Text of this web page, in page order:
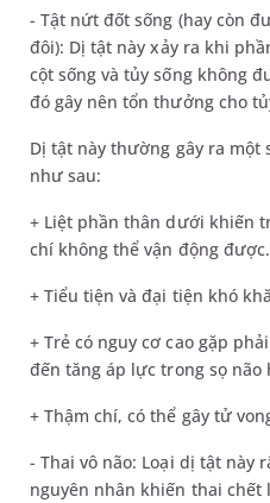
- Tật nứt đốt sống (hay còn
đôi): Dị tật này xảy ra khi
cột sống và tủy sống không
đó gây nên tổn thưởng cho
Dị tật này thường gây ra
như sau:
+ Liệt phần thân dưới khiến
chí không thể vận động được.
+ Tiểu tiện và đại tiện khó
+ Trẻ có nguy cơ cao gặp
đến tăng áp lực trong sọ não
+ Thậm chí, có thể gây tử
- Thai vô não: Loại dị tật này
nguyên nhân khiến thai chết